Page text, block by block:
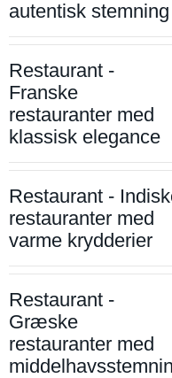
autentisk stemning
Restaurant -
Franske
restauranter med
klassisk elegance
Restaurant -
restauranter med
varme krydderier
Restaurant -
Græske
restauranter med